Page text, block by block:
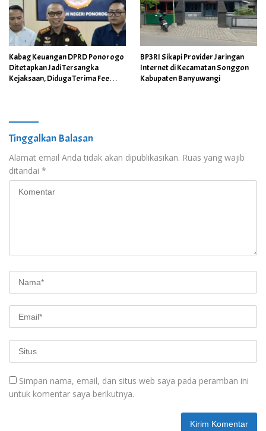
Kabag Keuangan DPRD Ponorogo
Ditetapkan Jadi Tersangka
Kejaksaan, Diduga Terima Fee
BP3RI Sikapi Provider Jaringan
Internet di Kecamatan Songgon
Kabupaten Banyuwangi
Tinggalkan Balasan
Alamat email Anda tidak akan dipublikasikan. Ruas yang wajib
ditandai *
Simpan nama, email, dan situs web saya pada peramban ini
untuk komentar saya berikutnya.